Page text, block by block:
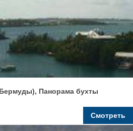
Панорама бухты
Смотреть